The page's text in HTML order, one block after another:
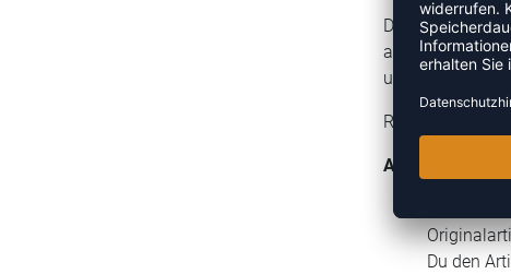
Der
abschließende
und wir
Rechnungskauf
Allgemeine
Aus
Du den